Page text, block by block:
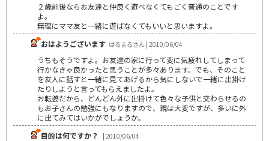
２歳前後ならお友達と仲良く遊べなくてもごく普通のことです
よ。
無理にママ友と一緒に遊ばなくてもいいと思いますよ。
おはようございます はるまるさん | 2010/06/04
うちもそうですよ。お友達の家に行って変に気疲れしてしまって
行かなきゃ良かったと思うことが多々あります。でも、そのこと
を友人に話すと一緒に見てあげるから気にしないで一緒に出掛け
たりしようと言ってもらえましたよ。
お転婆だから、どんどん外に出掛けて色々な子供と交わらせるの
もお子さんの勉強にもなりますので、親は大変ですが、多いに外
に出てみてはいかがでしょうか。
目的は何ですか？
| 2010/06/04